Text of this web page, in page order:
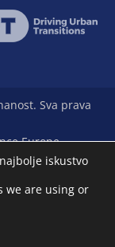
Sva prava
Europe.
iskustvo
we are using or